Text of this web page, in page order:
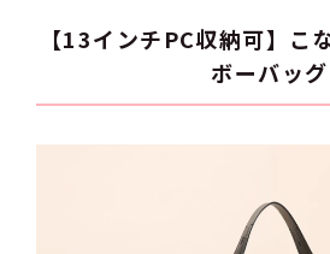
【13インチPC収納可】こ
ボーバッグ